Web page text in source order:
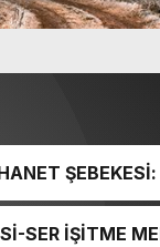
SER İŞİTME